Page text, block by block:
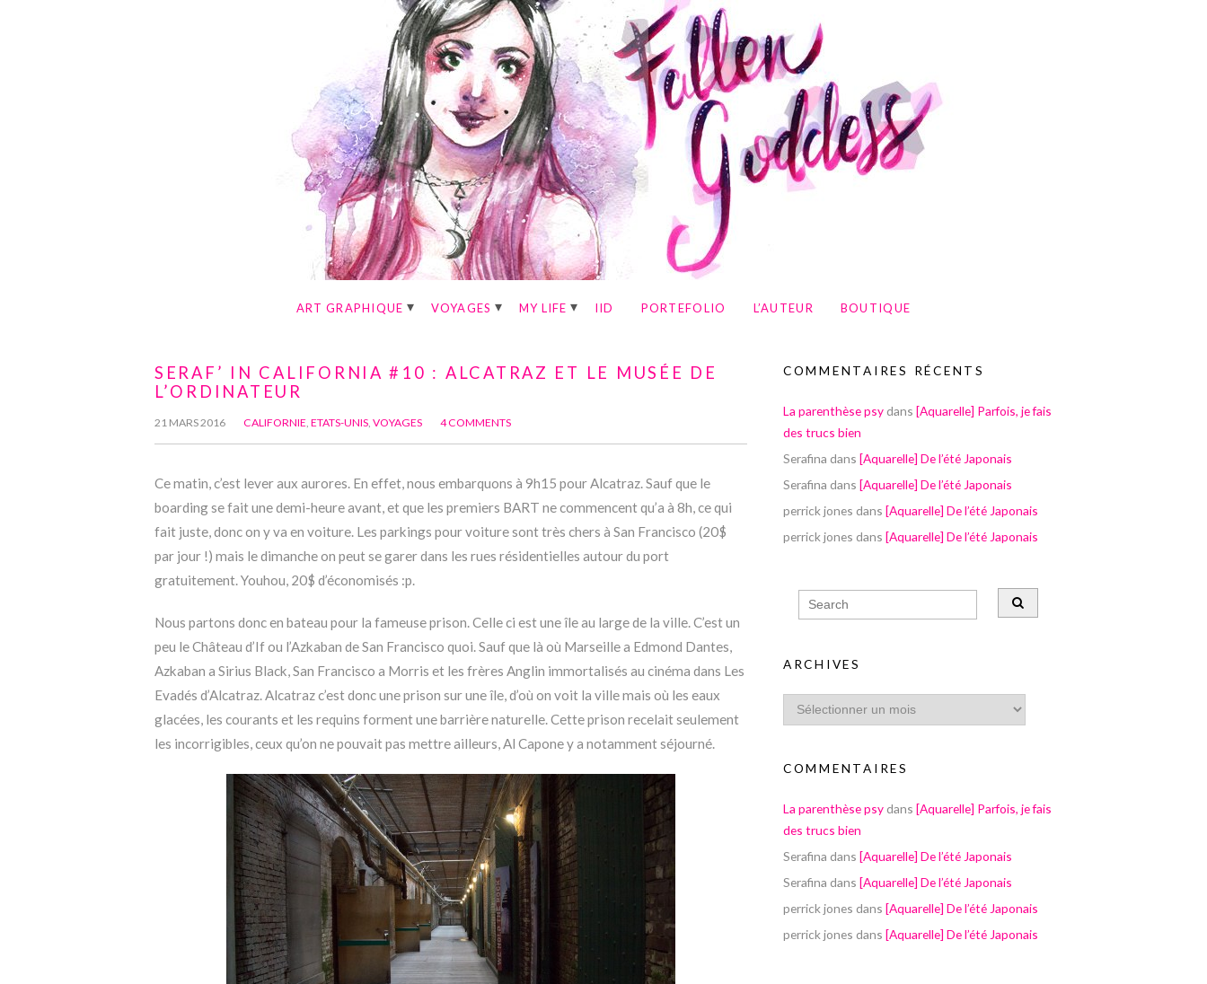
ART GRAPHIQUE VOYAGES MY LIFE IID PORTEFOLIO L’AUTEUR BOUTIQUE
SERAF’ IN CALIFORNIA #10 : ALCATRAZ ET LE MUSÉE DE
L’ORDINATEUR
21 MARS 2016 CALIFORNIE, ETATS-UNIS, VOYAGES 4 COMMENTS
Ce matin, c’est lever aux aurores. En effet, nous embarquons à 9h15 pour Alcatraz. Sauf que le
boarding se fait une demi-heure avant, et que les premiers BART ne commencent qu’a à 8h, ce qui
fait juste, donc on y va en voiture. Les parkings pour voiture sont très chers à San Francisco (20$
par jour !) mais le dimanche on peut se garer dans les rues résidentielles autour du port
gratuitement. Youhou, 20$ d’économisés :p.
Nous partons donc en bateau pour la fameuse prison. Celle ci est une île au large de la ville. C’est un
peu le Château d’If ou l’Azkaban de San Francisco quoi. Sauf que là où Marseille a Edmond Dantes,
Azkaban a Sirius Black, San Francisco a Morris et les frères Anglin immortalisés au cinéma dans Les
Evadés d’Alcatraz. Alcatraz c’est donc une prison sur une île, d’où on voit la ville mais où les eaux
glacées, les courants et les requins forment une barrière naturelle. Cette prison recelait seulement
les incorrigibles, ceux qu’on ne pouvait pas mettre ailleurs, Al Capone y a notamment séjourné.
COMMENTAIRES RÉCENTS
La parenthèse psy dans [Aquarelle] Parfois, je fais
des trucs bien
Serafina dans [Aquarelle] De l’été Japonais
Serafina dans [Aquarelle] De l’été Japonais
perrick jones dans [Aquarelle] De l’été Japonais
perrick jones dans [Aquarelle] De l’été Japonais
ARCHIVES
COMMENTAIRES
La parenthèse psy dans [Aquarelle] Parfois, je fais
des trucs bien
Serafina dans [Aquarelle] De l’été Japonais
Serafina dans [Aquarelle] De l’été Japonais
perrick jones dans [Aquarelle] De l’été Japonais
perrick jones dans [Aquarelle] De l’été Japonais